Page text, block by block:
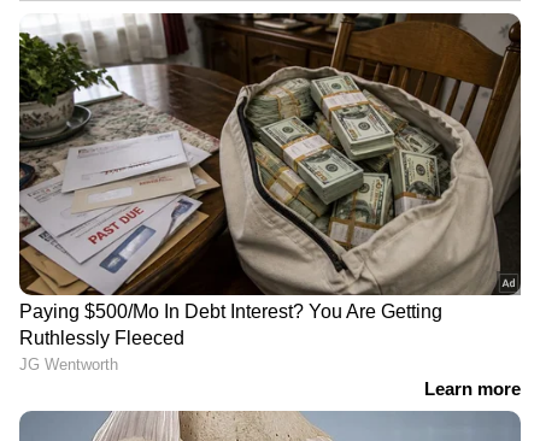
ഒളിവിലായിരുന്ന ഭർത്താവ്
പിടിയിൽ
നാടകീയ നീക്കങ്ങൾക്കൊടുവിൽ
അർജുൻ ആയങ്കി അറസ്റ്റിൽ;
പ്രതിയിലേക്കെത്താൻ സഹായിച്ചത്
ഓട്ടോ ‍ഡ്രൈവർ
കണ്ണൂര്‍ സൈബര്‍ പൊലീസ്
സ്റ്റേഷന്റെ സുരക്ഷ കൂട്ടി;
ആയങ്കിയെ മജിസട്രേറ്റിന് മുന്നിൽ
ഉടൻ ഹാജരാക്കും